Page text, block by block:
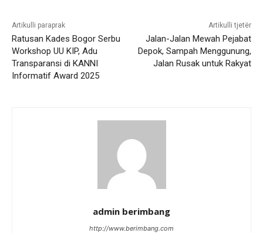
Artikulli paraprak
Ratusan Kades Bogor Serbu
Workshop UU KIP, Adu
Transparansi di KANNI
Informatif Award 2025
Artikulli tjetër
Jalan-Jalan Mewah Pejabat
Depok, Sampah Menggunung,
Jalan Rusak untuk Rakyat
admin berimbang
http://www.berimbang.com